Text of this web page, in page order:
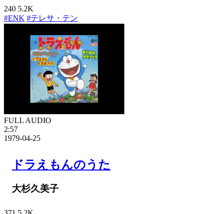
240 5.2K
#ENK #テレサ・テン
FULL AUDIO
2:57
1979-04-25
ドラえもんのうた
大杉久美子